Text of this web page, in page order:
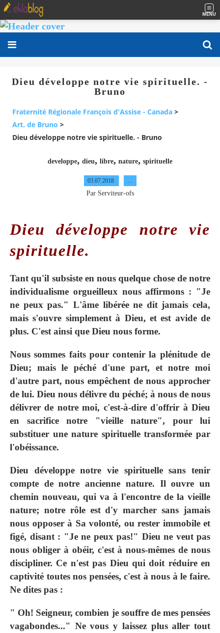
MENU
Dieu développe notre vie spirituelle. -
Bruno
Fraternité Régionale François d'Assise - Canada >
Art. de Bruno >
Dieu développe notre vie spirituelle. - Bruno
developpe, dieu, libre, nature, spirituelle
03.07.2018
Par Serviteur-ofs
Dieu développe notre vie
spirituelle.
Tant qu'il subsiste en nous quelque chose de notre
individualisme orgueilleux nous affirmons : "Je
ne peux pas." L'âme libérée ne dit jamais cela,
mais s'ouvre simplement à Dieu, et est avide de
plus. C'est ainsi que Dieu nous forme.
Nous sommes faits pour contenir la plénitude de
Dieu; mais le péché d'une part, et notre moi
d'autre part, nous empêchent de nous approcher
de lui. Dieu nous délivre du péché; à nous de nous
délivrer de notre moi, c'est-à-dire d'offrir à Dieu
en sacrifice notre "vieille nature", pour lui
substituer une nature spirituelle transformée par
l'obéissance.
Dieu développe notre vie spirituelle sans tenir
compte de notre ancienne nature. Il ouvre un
chemin nouveau, qui va à l'encontre de la vieille
nature; notre rôle est d'y marcher sans jamais
nous opposer à Sa volonté, ou rester immobile et
figé, disant : "Je ne peux pas!" Dieu ne veut pas
nous obliger à obéir, c'est à nous-mêmes de nous
discipliner. Ce n'est pas Dieu qui doit réduire en
captivité toutes nos pensées, c'est à nous à le faire.
Ne dites pas :
" Oh! Seigneur, combien je souffre de mes pensées
vagabondes..." Ne vous y laissez plus aller tout